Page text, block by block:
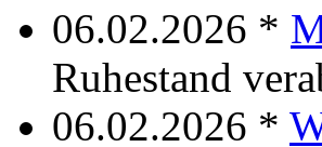
06.02.2026 *
Ruhestand
06.02.2026 *